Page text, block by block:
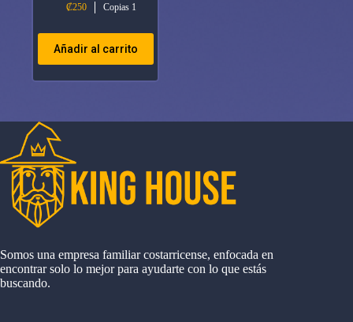
₡250 Copias 1
Añadir al carrito
Somos una empresa familiar costarricense, enfocada en
encontrar solo lo mejor para ayudarte con lo que estás
buscando.